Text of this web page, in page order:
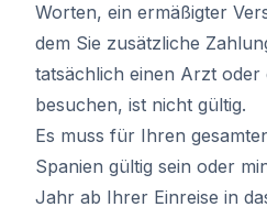
Worten, ein ermäßigter
dem Sie zusätzliche
tatsächlich einen Arzt oder
besuchen, ist nicht gültig.
Es muss für Ihren
Spanien gültig sein oder
Jahr ab Ihrer Einreise in